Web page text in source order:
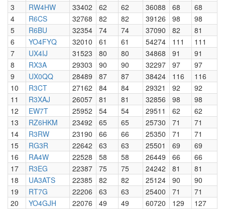
3
RW4HW 33402 62 62 36088 68
68
4
R6CS 32768 82 82 39126 98
98
5
R6BU 32354 74 74 37090 82
81
6
YO4FYQ 32010 61 61 54274 111
111
7
UX4IJ 31523 80 80 34868 91
91
8
RX3A 29303 90 90 32297 97
97
9
UX0QQ 28489 87 87 38424 116
116
10
R3CT 27162 84 84 29321 92
92
11
R3XAJ 26057 81 81 32856 98
98
12
EW7T 25952 54 54 29511 62
62
13
RZ6HKM 23492 65 65 25730 71
71
14
R3RW 23190 66 66 25350 71
71
15
RG3R 22642 63 63 25501 69
69
16
RA4W 22528 58 58 26449 66
66
17
R3EG 22387 75 75 24242 81
81
18
UA3ATS 22385 82 82 25124 90
90
19
RT7G 22206 63 63 25400 71
71
20
YO4GJH 22076 49 49 60720 129
127